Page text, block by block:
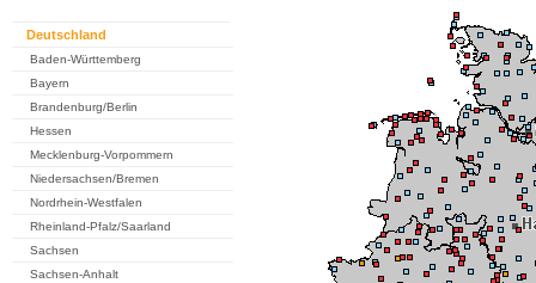
Deutschland
Baden-Württemberg
Bayern
Brandenburg/Berlin
Hessen
Mecklenburg-Vorpommern
Niedersachsen/Bremen
Nordrhein-Westfalen
Rheinland-Pfalz/Saarland
Sachsen
Sachsen-Anhalt